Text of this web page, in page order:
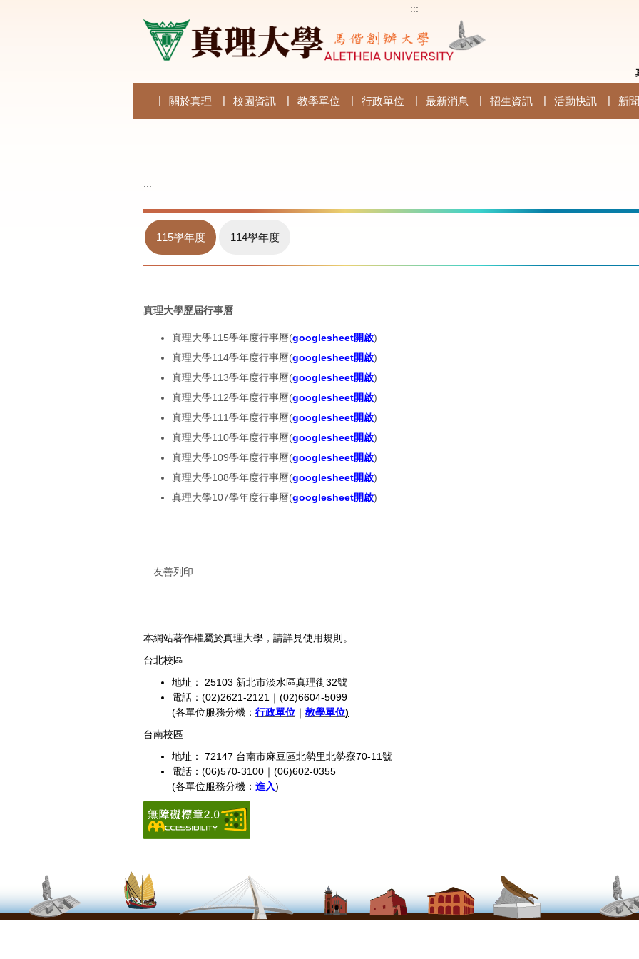
:::
關於真理 校園資訊 教學單位 行政單位 最新消息 招生資訊 活動快訊 新
:::
115學年度 114學年度
真理大學歷屆行事曆
真理大學115學年度行事曆(googlesheet開啟)
真理大學114學年度行事曆(googlesheet開啟)
真理大學113學年度行事曆(googlesheet開啟)
真理大學112學年度行事曆(googlesheet開啟)
真理大學111學年度行事曆(googlesheet開啟)
真理大學110學年度行事曆(googlesheet開啟)
真理大學109學年度行事曆(googlesheet開啟)
真理大學108學年度行事曆(googlesheet開啟)
真理大學107學年度行事曆(googlesheet開啟)
友善列印
本網站著作權屬於真理大學，請詳見使用規則。
台北校區
地址： 25103 新北市淡水區真理街32號
電話：(02)2621-2121｜(02)6604-5099
(各單位服務分機： 行政單位 ｜ 教學單位)
台南校區
地址： 72147 台南市麻豆區北勢里北勢寮70-11號
電話：(06)570-3100｜(06)602-0355
(各單位服務分機： 進入)